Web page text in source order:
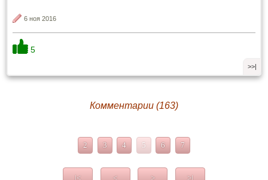
6 ноя 2016
5
>>|
Комментарии (163)
2 3 4 5 6 7